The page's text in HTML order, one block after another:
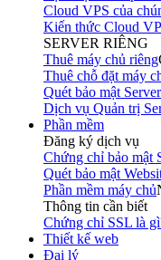
Cloud VPS của
Kiến thức Cloud
SERVER RIÊNG
Thuê máy chủ riêng
Thuê chỗ đặt máy
Quét bảo mật Server
Dịch vụ Quản trị
Phần mềm
Đăng ký dịch vụ
Chứng chỉ bảo mật
Quét bảo mật
Phần mềm máy chủ
Thông tin cần biết
Chứng chỉ SSL là
Thiết kế web
Đại lý